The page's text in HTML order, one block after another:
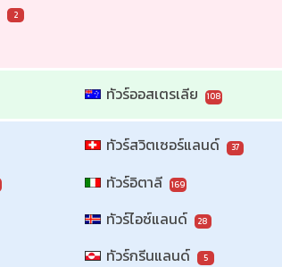
2
ทัวร์ออสเตรเลีย 108
ทัวร์สวิตเซอร์แลนด์ 37
ทัวร์อิตาลี 169
ทัวร์ไอซ์แลนด์ 28
ทัวร์กรีนแลนด์ 5